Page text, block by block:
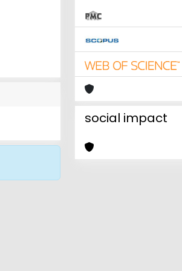
social impact